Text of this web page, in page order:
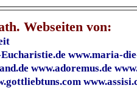
Webseiten von:
www.maria-
www.adoremus.de